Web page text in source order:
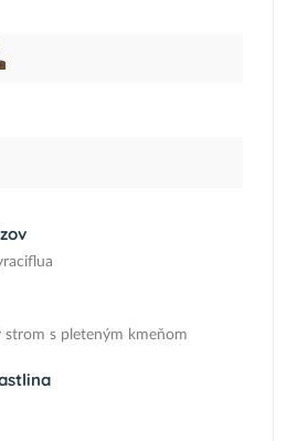
strom s pleteným kmeňom